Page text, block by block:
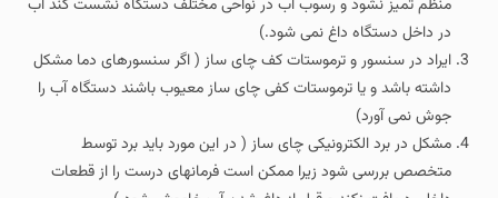
منظم تمیز نشود و رسوب آب در نواحی مختلف دستگاه نشست کند آب
در داخل دستگاه داغ نمی شود.)
ایراد در سنسور و ترموستات کف چای ساز ( اگر سنسورهای دما مشکل
داشته باشد و یا ترموستات کفی چای ساز معیوب باشند دستگاه آب را
جوش نمی آورد)
مشکل در برد الکترونیکی چای ساز ( در این مورد باید برد توسط
متخصص بررسی شود زیرا ممکن است فرمانهای درست را از قطعات